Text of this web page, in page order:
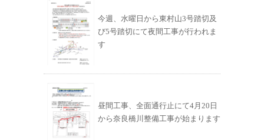
今週、水曜日から東村山3号踏切及
び5号踏切にて夜間工事が行われま
す
昼間工事、全面通行止にて4月20日
から奈良橋川整備工事が始まります